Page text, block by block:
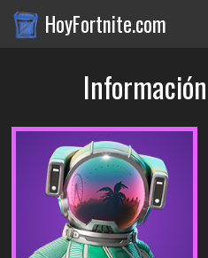
HoyFortnite.com